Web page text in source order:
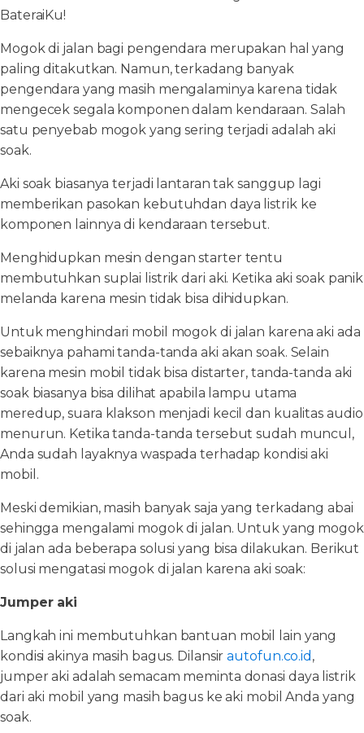
BateraiKu!
Mogok di jalan bagi pengendara merupakan hal yang
paling ditakutkan. Namun, terkadang banyak
pengendara yang masih mengalaminya karena tidak
mengecek segala komponen dalam kendaraan. Salah
satu penyebab mogok yang sering terjadi adalah aki
soak.
Aki soak biasanya terjadi lantaran tak sanggup lagi
memberikan pasokan kebutuhdan daya listrik ke
komponen lainnya di kendaraan tersebut.
Menghidupkan mesin dengan starter tentu
membutuhkan suplai listrik dari aki. Ketika aki soak panik
melanda karena mesin tidak bisa dihidupkan.
Untuk menghindari mobil mogok di jalan karena aki ada
sebaiknya pahami tanda-tanda aki akan soak. Selain
karena mesin mobil tidak bisa distarter, tanda-tanda aki
soak biasanya bisa dilihat apabila lampu utama
meredup, suara klakson menjadi kecil dan kualitas audio
menurun. Ketika tanda-tanda tersebut sudah muncul,
Anda sudah layaknya waspada terhadap kondisi aki
mobil.
Meski demikian, masih banyak saja yang terkadang abai
sehingga mengalami mogok di jalan. Untuk yang mogok
di jalan ada beberapa solusi yang bisa dilakukan. Berikut
solusi mengatasi mogok di jalan karena aki soak:
Jumper aki
Langkah ini membutuhkan bantuan mobil lain yang
kondisi akinya masih bagus. Dilansirautofun.co.id ,
jumper aki adalah semacam meminta donasi daya listrik
dari aki mobil yang masih bagus ke aki mobil Anda yang
soak.